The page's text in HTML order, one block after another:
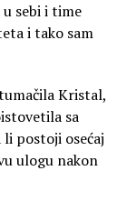
sebi i time
i tako sam
Kristal,
sa
postoji osećaj
ulogu nakon